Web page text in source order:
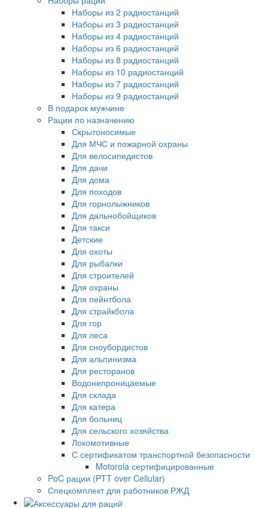
Наборы из 2 радиостанций
Наборы из 3 радиостанций
Наборы из 4 радиостанций
Наборы из 6 радиостанций
Наборы из 8 радиостанций
Наборы из 10 радиостанций
Наборы из 7 радиостанций
Наборы из 9 радиостанций
В подарок мужчине
Рации по назначению
Скрытоносимые
Для МЧС и пожарной охраны
Для велосипедистов
Для дачи
Для дома
Для походов
Для горнолыжников
Для дальнобойщиков
Для такси
Детские
Для охоты
Для рыбалки
Для строителей
Для охраны
Для пейнтбола
Для страйкбола
Для гор
Для леса
Для сноубордистов
Для альпинизма
Для ресторанов
Водонепроницаемые
Для склада
Для катера
Для больниц
Для сельского хозяйства
Локомотивные
С сертификатом транспортной безопасности
Motorola сертифицированные
PoC рации (PTT over Cellular)
Спецкомплект для работников РЖД